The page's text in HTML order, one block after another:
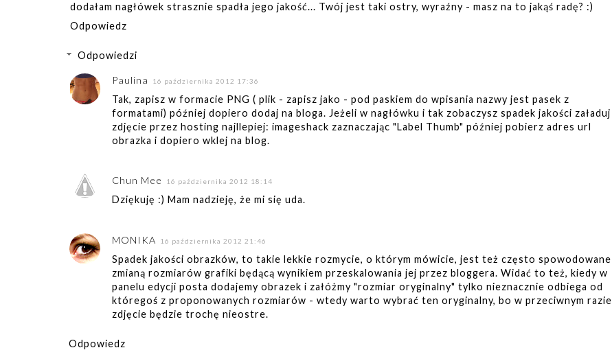
dodałam nagłówek strasznie spadła jego jakość... Twój jest taki ostry, wyraźny - masz na to jakąś radę? :)
Odpowiedz
Odpowiedzi
Paulina 16 października 2012 17:36
Tak, zapisz w formacie PNG ( plik - zapisz jako - pod paskiem do wpisania nazwy jest pasek z
formatami) później dopiero dodaj na bloga. Jeżeli w nagłówku i tak zobaczysz spadek jakości załaduj
zdjęcie przez hosting najllepiej: imageshack zaznaczając "Label Thumb" później pobierz adres url
obrazka i dopiero wklej na blog.
Chun Mee 16 października 2012 18:14
Dziękuję :) Mam nadzieję, że mi się uda.
MONIKA 16 października 2012 21:46
Spadek jakości obrazków, to takie lekkie rozmycie, o którym mówicie, jest też często spowodowane
zmianą rozmiarów grafiki będącą wynikiem przeskalowania jej przez bloggera. Widać to też, kiedy w
panelu edycji posta dodajemy obrazek i załóżmy "rozmiar oryginalny" tylko nieznacznie odbiega od
któregoś z proponowanych rozmiarów - wtedy warto wybrać ten oryginalny, bo w przeciwnym razie
zdjęcie będzie trochę nieostre.
Odpowiedz